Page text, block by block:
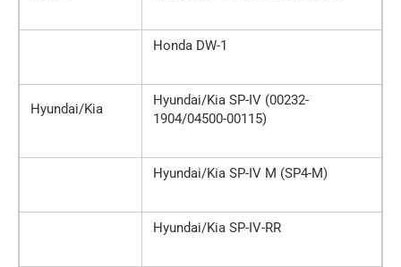
Honda DW-1
Hyundai/Kia
Hyundai/Kia SP-IV (00232-
1904/04500-00115)
Hyundai/Kia SP-IV M (SP4-M)
Hyundai/Kia SP-IV-RR